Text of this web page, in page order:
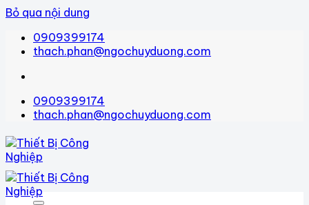
Bỏ qua nội dung
0909399174
thach.phan@ngochuyduong.com
0909399174
thach.phan@ngochuyduong.com